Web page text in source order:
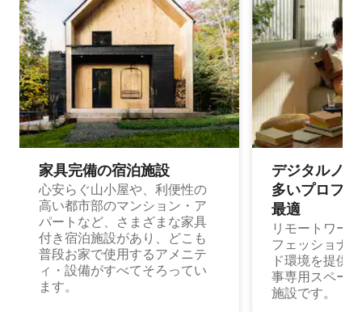
家具完備の宿⁠泊⁠施⁠設
心安らぐ山小屋や、利便性の
高い都市部のマンション・ア
パートなど、さまざまな家具
付き宿泊施設があり、どこも
普段お家で使用するアメニテ
ィ・設備がすべてそろってい
ます。
デジタルノ
多⁠いプ⁠ロ⁠フ⁠
最⁠適
リモートワー
フェッショナ
ド環境を提供
事専用スペー
施設です。